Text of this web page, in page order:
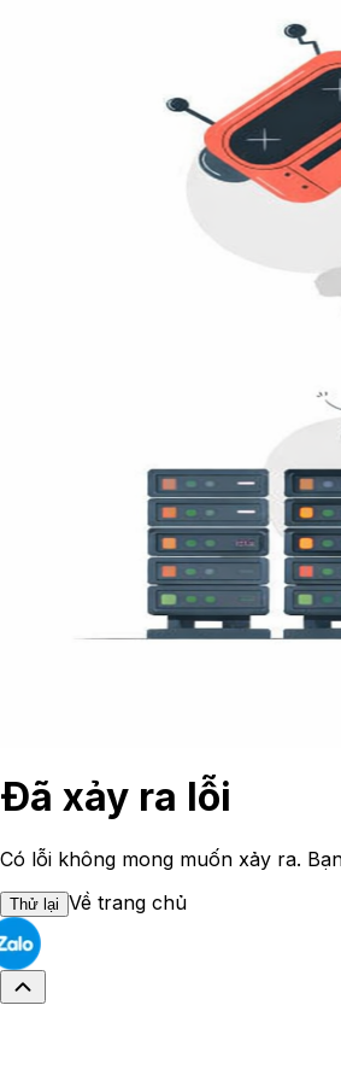
Đã xảy ra lỗi
Có lỗi không mong muốn xảy ra.
Thử lại Về trang chủ